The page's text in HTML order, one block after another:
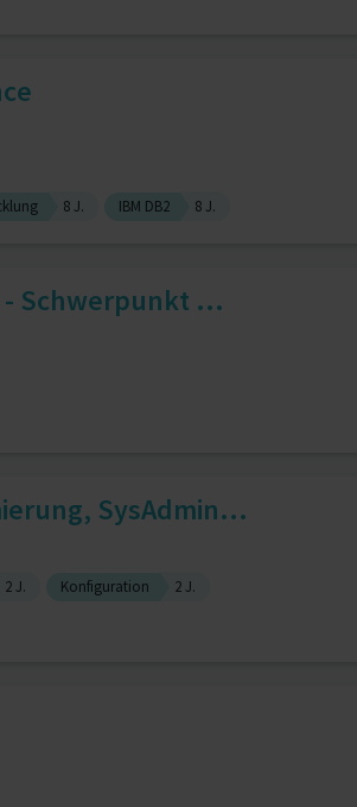
8 J. IBM DB2 8 J.
- Schwerpunkt ...
SysAdmin...
2 J. Konfiguration
2 J.